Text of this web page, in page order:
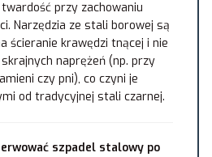
przy zachowaniu
Narzędzia ze stali borowej są
ścieranie krawędzi tnącej i nie
naprężeń (np. przy
czy pni), co czyni je
od tradycyjnej stali czarnej.
szpadel stalowy po